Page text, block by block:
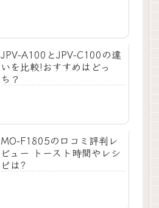
JPV-A100とJPV-C100の違
いを比較!おすすめはどっ
ち？
MO-F1805の口コミ評判レ
ビュー トースト時間やレシ
ピは?